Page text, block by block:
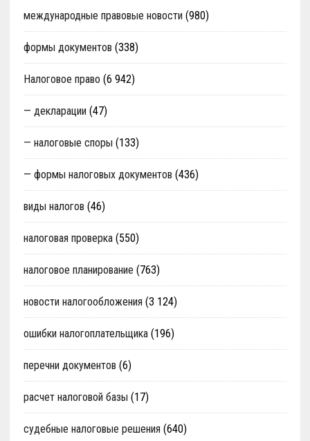
международные правовые новости (980)
формы документов (338)
Налоговое право (6 942)
— декларации (47)
— налоговые споры (133)
— формы налоговых документов (436)
виды налогов (46)
налоговая проверка(550)
налоговое планирование (763)
новости налогообложения (3 124)
ошибки налогоплательщика(196)
перечни документов (6)
расчет налоговой базы (17)
судебные налоговые решения (640)